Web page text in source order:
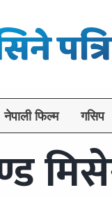
नेपाली फिल्म गसिप